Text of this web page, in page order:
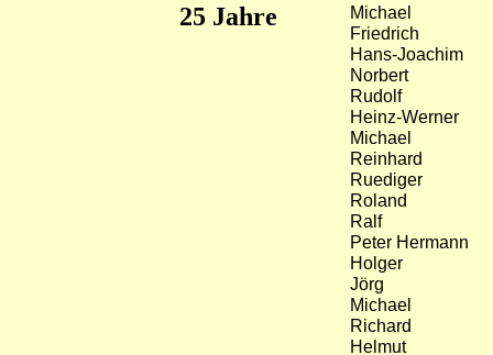
25 Jahre
Michael
Friedrich
Hans-Joachim
Norbert
Rudolf
Heinz-Werner
Michael
Reinhard
Ruediger
Roland
Ralf
Peter Hermann
Holger
Jörg
Michael
Richard
Helmut